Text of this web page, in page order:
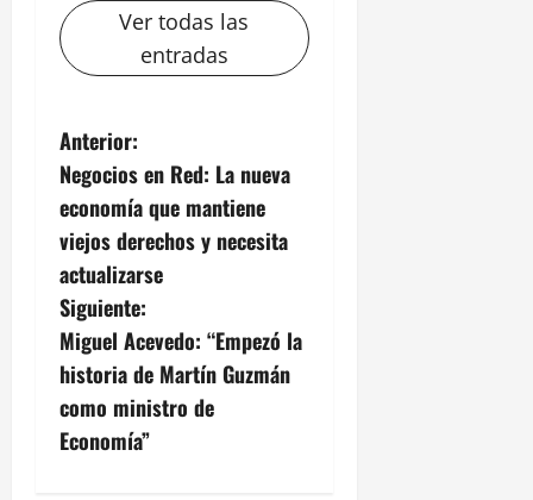
Ver todas las
entradas
N
a
v
e
g
a
c
Anterior:
Negocios en Red: La nueva
economía que mantiene
viejos derechos y necesita
actualizarse
Siguiente:
Miguel Acevedo: “Empezó la
historia de Martín Guzmán
como ministro de
Economía”